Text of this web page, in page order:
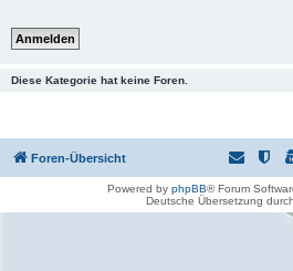
Diese Kategorie hat keine Foren.
Foren-Übersicht
Powered by phpBB® Forum
Deutsche Übersetzung durch